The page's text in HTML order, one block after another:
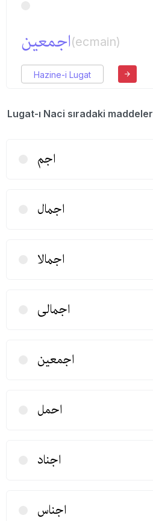
اجمعین(ecmain)
Hazine-i Lugat
Lugat-ı Naci sıradaki maddeler
اجم
اجمال
اجمالا
اجمالی
اجمعین
احمل
اجناد
اجناس